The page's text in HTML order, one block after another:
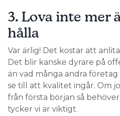
“RÖRMOKAREN ANSLÖT INTE
DET BLEV EN VATTENSKADA”
underhålla sina system och
droppar någonstans, det är
privatperson ska göra, då
problem.
3. Lova inte mer
hålla
Var ärlig! Det kostar att
Det blir kanske dyrare på
än vad många andra
se till att kvalitet ingår. Om
från första början så
tycker vi är viktigt.